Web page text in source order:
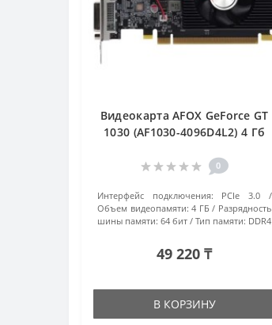
Видеокарта AFOX GeForce GT
1030 (AF1030-4096D4L2) 4 Гб
0
Интерфейс подключения:
PCIe 3.0
Объем видеопамяти: 4 ГБ
Разрядность
шины памяти: 64 бит Тип памяти: DDR4
49 220 ₸
В КОРЗИНУ